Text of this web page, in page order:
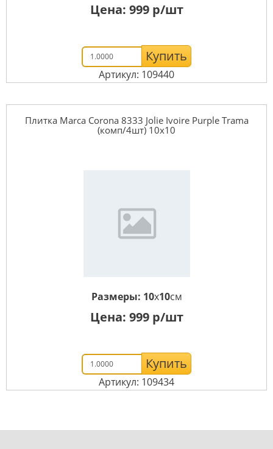
Цена: 999р/шт
Купить
Артикул: 109440
Плитка Marca Corona 8333 Jolie Ivoire Purple Trama
(комп/4шт) 10х10
Размеры: 10x10см
Цена: 999р/шт
Купить
Артикул: 109434